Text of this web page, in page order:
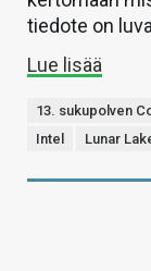
tiedote on
Lue lisää
13. sukupolven
Intel
Lunar